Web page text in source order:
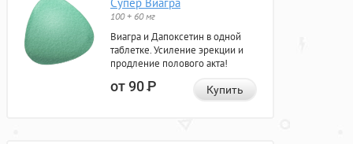
Супер Виагра
100 + 60 мг
Виагра и Дапоксетин в одной
таблетке. Усиление эрекции и
продление полового акта!
от 90Р Купить